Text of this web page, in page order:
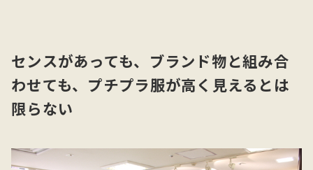
センスがあっても、ブランド物と組み合
わせても、プチプラ服が高く見えるとは
限らない